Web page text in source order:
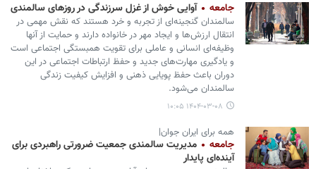
جامعه آوایی خوش از غزل سرزندگی در روزهای سالمندی
سالمندان گنجینه‌ای از تجربه و خرد هستند که نقش مهمی در
انتقال ارزش‌ها و ایجاد مهر در خانواده دارند و حمایت از آنها
وظیفه‌ای انسانی و عاملی برای تقویت همبستگی اجتماعی است
و یادگیری مهارت‌های جدید و حفظ ارتباطات اجتماعی در این
دوران باعث حفظ پویایی ذهنی و افزایش کیفیت زندگی
سالمندان می‌شود.
۱۴۰۴-۰۳-۰۸ ۱۰:۰۵
همه برای ایران جوان|
جامعه
مدیریت سالمندی جمعیت ضرورتی راهبردی برای
آینده‌ای پایدار